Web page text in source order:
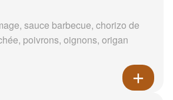
sauce barbecue, chorizo de
poivrons, oignons, origan